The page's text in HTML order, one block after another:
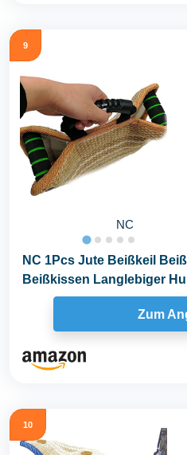
9
NC
NC 1Pcs Jute Beißkeil
Beißkissen Langlebiger
Hundebisshülse...
Zum
10